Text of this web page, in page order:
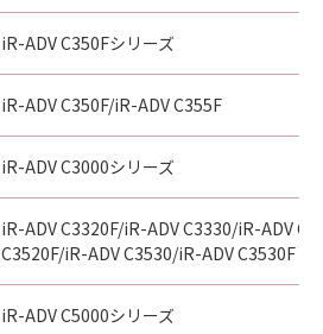
iR-ADV C350Fシリーズ
iR-ADV C350F/iR-ADV C355F
iR-ADV C3000シリーズ
iR-ADV C3320F/iR-ADV C3330/iR-ADV
C3520F/iR-ADV C3530/iR-ADV C3530F
iR-ADV C5000シリーズ